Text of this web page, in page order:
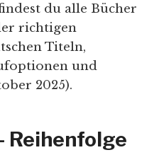
du alle Bücher
richtigen
Titeln,
und
2025).
Reihenfolge